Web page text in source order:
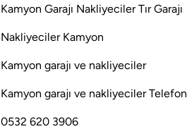
Kamyon Garajı Nakliyeciler Tır Garajı
Nakliyeciler Kamyon
Kamyon garajı ve nakliyeciler
Kamyon garajı ve nakliyeciler Telefon
0532 620 3906